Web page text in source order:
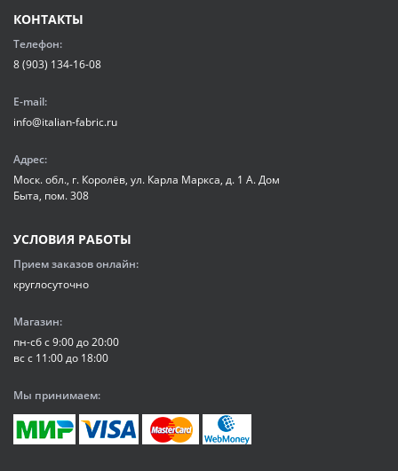
КОНТАКТЫ
Телефон:
8 (903) 134-16-08
E-mail:
info@italian-fabric.ru
Адрес:
Моск. обл., г. Королёв, ул. Карла Маркса, д. 1 А. Дом
Быта, пом. 308
УСЛОВИЯ РАБОТЫ
Прием заказов онлайн:
круглосуточно
Магазин:
пн-сб с 9:00 до 20:00
вс с 11:00 до 18:00
Мы принимаем: